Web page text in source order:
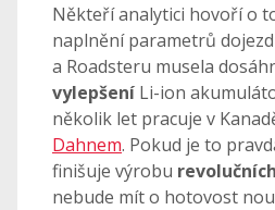
Někteří analytici hovoří o
naplnění parametrů
a Roadsteru musela
vylepšení Li-ion
několik let pracuje v
Dahnem. Pokud je to
finišuje výrobu
nebude mít o hotovost